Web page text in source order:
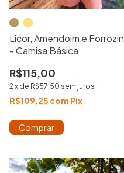
Licor, Amendoim e Forrozin
- Camisa Básica
R$115,00
2x de R$57,50 sem juros
R$109,25 com Pix
Comprar